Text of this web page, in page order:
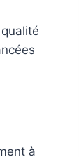
à